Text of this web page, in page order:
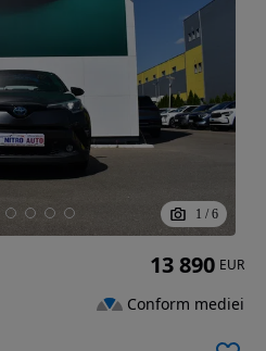
1 / 6
13 890 EUR
Conform mediei